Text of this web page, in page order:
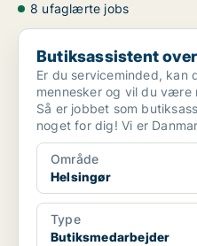
8 ufaglærte jobs
Butiksassistent over 18 år
Butiksassistent over
Er du serviceminded, kan
mennesker og vil du være
Så er jobbet som
noget for dig! Vi er
Område
Helsingør
Type
Butiksmedarbejder